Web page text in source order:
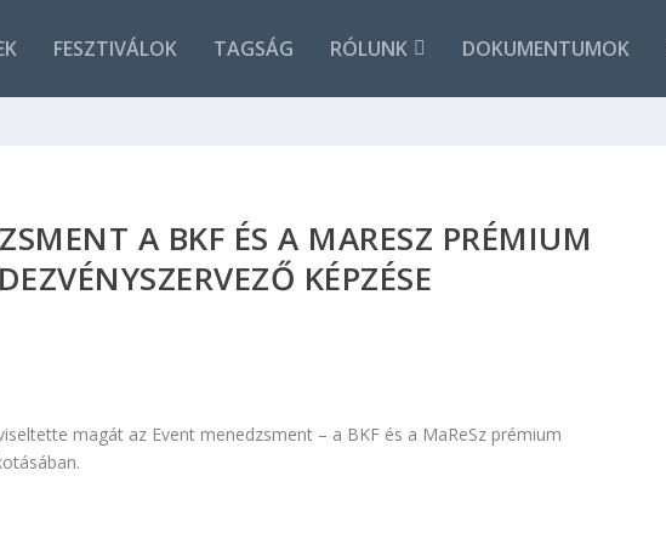
FESZTIVÁLOK TAGSÁG RÓLUNK DOKUMENTUMOK
A BKF ÉS A MARESZ PRÉMIUM
KÉPZÉSE
magát az Event menedzsment – a BKF és a MaReSz prémium